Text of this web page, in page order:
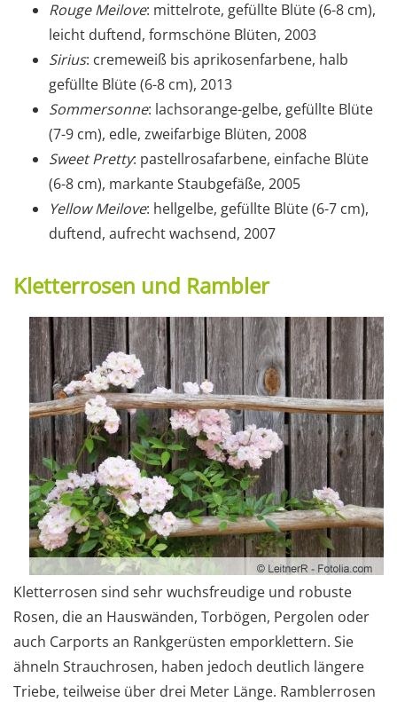
Rouge Meilove: mittelrote, gefüllte Blüte (6-8 cm),
leicht duftend, formschöne Blüten, 2003
Sirius: cremeweiß bis aprikosenfarbene, halb
gefüllte Blüte (6-8 cm), 2013
Sommersonne: lachsorange-gelbe, gefüllte Blüte
(7-9 cm), edle, zweifarbige Blüten, 2008
Sweet Pretty: pastellrosafarbene, einfache Blüte
(6-8 cm), markante Staubgefäße, 2005
Yellow Meilove: hellgelbe, gefüllte Blüte (6-7 cm),
duftend, aufrecht wachsend, 2007
Kletterrosen und Rambler
Kletterrosen sind sehr wuchsfreudige und robuste
Rosen, die an Hauswänden, Torbögen, Pergolen oder
auch Carports an Rankgerüsten emporklettern. Sie
ähneln Strauchrosen, haben jedoch deutlich längere
Triebe, teilweise über drei Meter Länge. Ramblerrosen